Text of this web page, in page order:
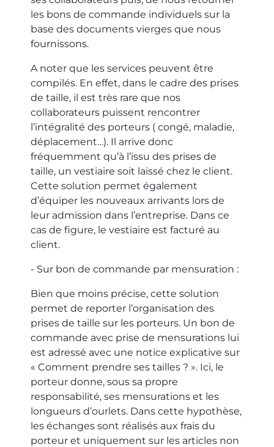
les bons de commande individuels sur la
base des documents vierges que nous
fournissons.
A noter que les services peuvent être
compilés. En effet, dans le cadre des prises
de taille, il est très rare que nos
collaborateurs puissent rencontrer
l’intégralité des porteurs ( congé, maladie,
déplacement…). Il arrive donc
fréquemment qu’à l’issu des prises de
taille, un vestiaire soit laissé chez le client.
Cette solution permet également
d’équiper les nouveaux arrivants lors de
leur admission dans l’entreprise. Dans ce
cas de figure, le vestiaire est facturé au
client.
- Sur bon de commande par mensuration :
Bien que moins précise, cette solution
permet de reporter l’organisation des
prises de taille sur les porteurs. Un bon de
commande avec prise de mensurations lui
est adressé avec une notice explicative sur
« Comment prendre ses tailles ? ». Ici, le
porteur donne, sous sa propre
responsabilité, ses mensurations et les
longueurs d’ourlets. Dans cette hypothèse,
les échanges sont réalisés aux frais du
porteur et uniquement sur les articles non